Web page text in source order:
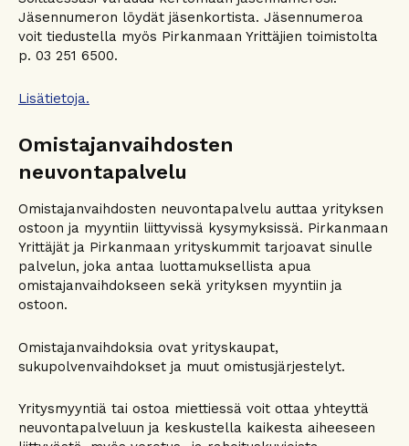
Jäsennumeron löydät jäsenkortista. Jäsennumeroa
voit tiedustella myös Pirkanmaan Yrittäjien toimistolta
p. 03 251 6500.
Lisätietoja.
Omistajanvaihdosten
neuvontapalvelu
Omistajanvaihdosten neuvontapalvelu auttaa yrityksen
ostoon ja myyntiin liittyvissä kysymyksissä. Pirkanmaan
Yrittäjät ja Pirkanmaan yrityskummit tarjoavat sinulle
palvelun, joka antaa luottamuksellista apua
omistajanvaihdokseen sekä yrityksen myyntiin ja
ostoon.
Omistajanvaihdoksia ovat yrityskaupat,
sukupolvenvaihdokset ja muut omistusjärjestelyt.
Yritysmyyntiä tai ostoa miettiessä voit ottaa yhteyttä
neuvontapalveluun ja keskustella kaikesta aiheeseen